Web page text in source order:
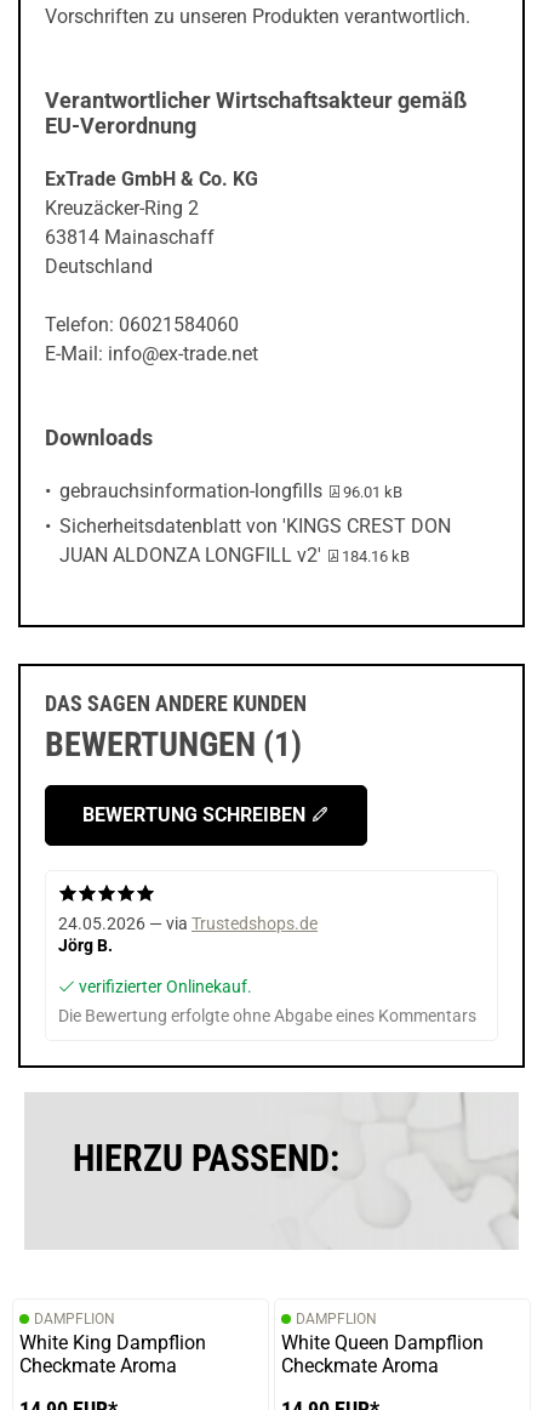
Vorschriften zu unseren Produkten verantwortlich.
Verantwortlicher Wirtschaftsakteur gemäß
EU-Verordnung
ExTrade GmbH & Co. KG
Kreuzäcker-Ring 2
63814 Mainaschaff
Deutschland
Telefon: 06021584060
E-Mail: info@ex-trade.net
Downloads
gebrauchsinformation-longfills PDF-Datei:
96.01 kB
Sicherheitsdatenblatt von 'KINGS CREST DON
JUAN ALDONZA LONGFILL v2'
PDF-Datei:
184.16 kB
DAS SAGEN ANDERE KUNDEN
BEWERTUNGEN (1)
BEWERTUNG SCHREIBEN
24.05.2026 — via Trustedshops.de
Jörg B.
verifizierter Onlinekauf.
Die Bewertung erfolgte ohne Abgabe eines Kommentars
HIERZU PASSEND:
DAMPFLION
White King Dampflion
Checkmate Aroma
DAMPFLION
White Queen Dampflion
Checkmate Aroma